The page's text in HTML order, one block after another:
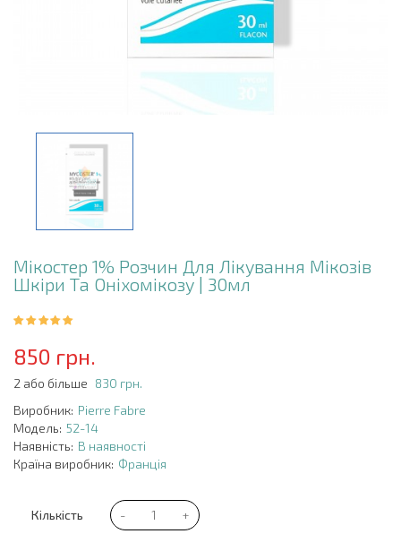
Мікостер 1% Розчин Для Лікування Мікозів
Шкіри Та Оніхомікозу | 30мл
850 грн.
2 або більше 830 грн.
Виробник: Pierre Fabre
Модель: 52-14
Наявність: В наявності
Країна виробник: Франція
Кількість